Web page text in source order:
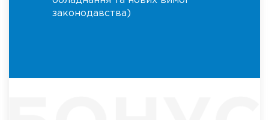
законодавства)